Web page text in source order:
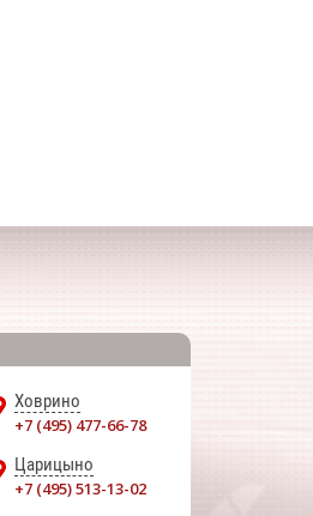
Ховрино
+7 (495) 477-66-78
Царицыно
+7 (495) 513-13-02